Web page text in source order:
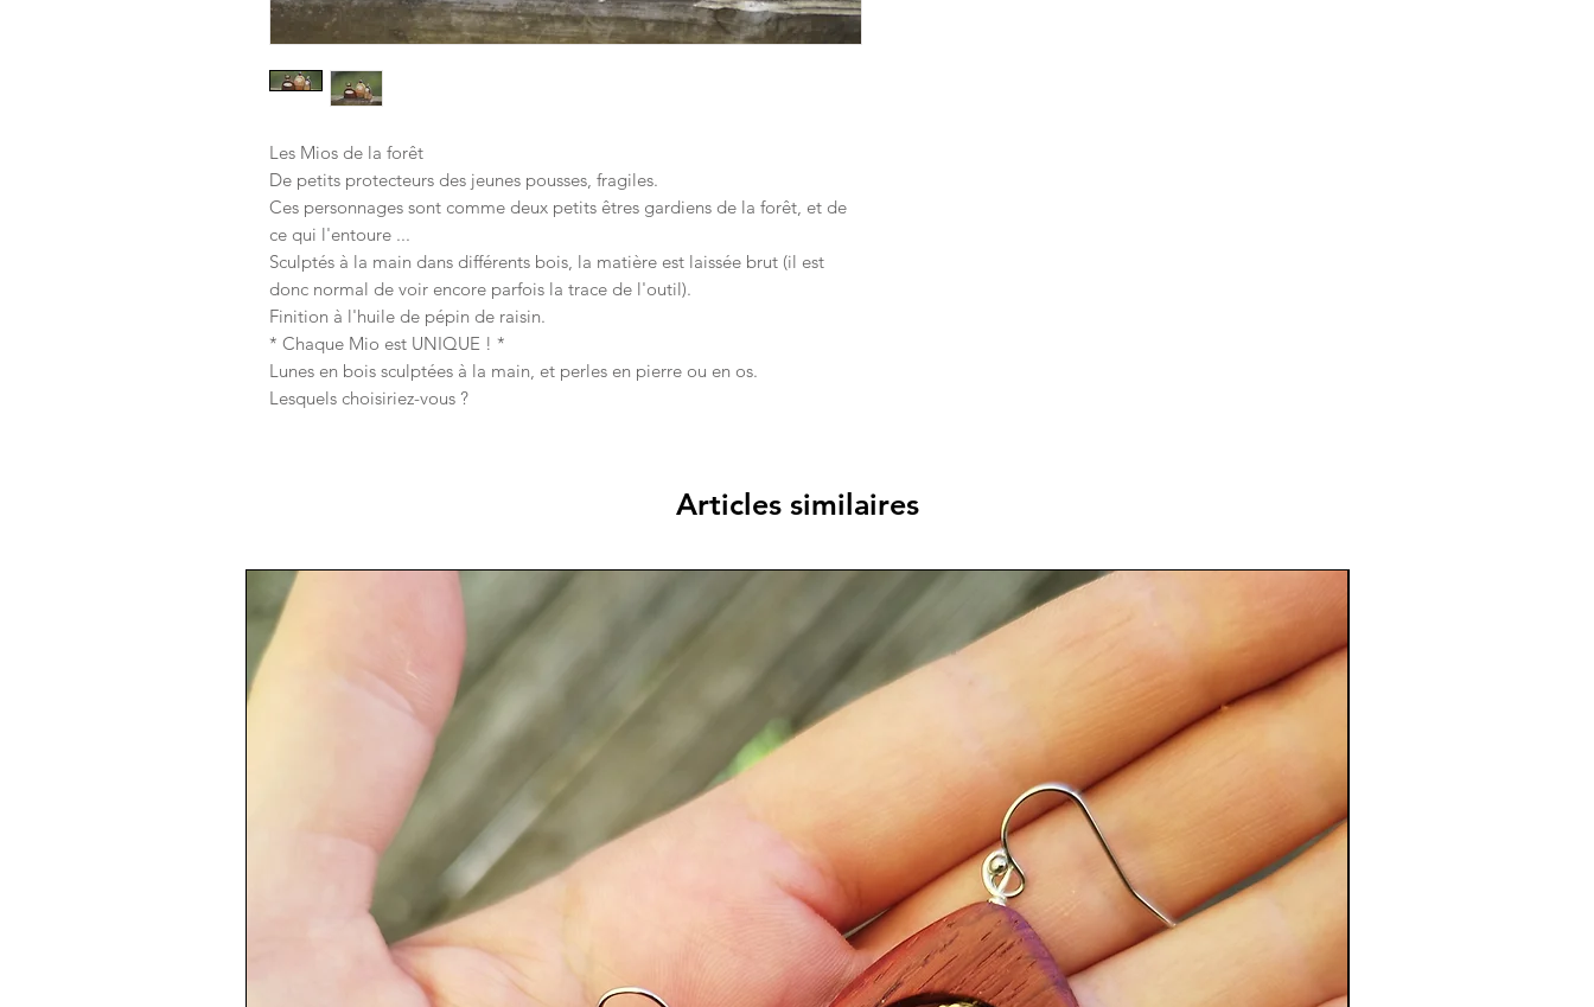
Les Mios de la forêt
De petits protecteurs des jeunes pousses, fragiles.
Ces personnages sont comme deux petits êtres gardiens de la forêt, et de
ce qui l'entoure ...
Sculptés à la main dans différents bois, la matière est laissée brut (il est
donc normal de voir encore parfois la trace de l'outil).
Finition à l'huile de pépin de raisin.
* Chaque Mio est UNIQUE ! *
Lunes en bois sculptées à la main, et perles en pierre ou en os.
Lesquels choisiriez-vous ?
Articles similaires